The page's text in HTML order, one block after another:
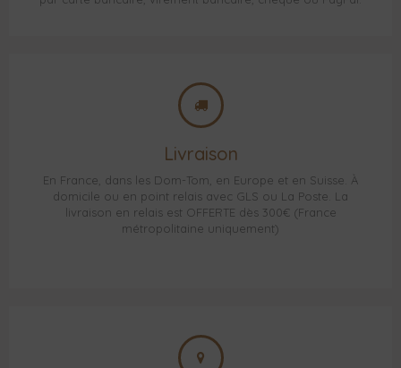
Livraison
En France, dans les Dom-Tom, en Europe et en Suisse. À
domicile ou en point relais avec GLS ou La Poste. La
livraison en relais est OFFERTE dès 300€ (France
métropolitaine uniquement)